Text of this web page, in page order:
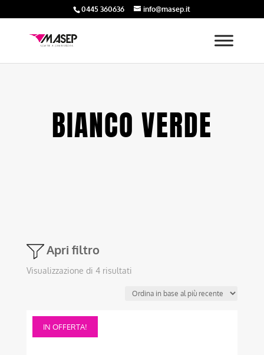
0445 360636 info@masep.it
BIANCO VERDE
Apri filtro
Visualizzazione di 4 risultatiOrdina
base
IN OFFERTA!
Questo
prodotto